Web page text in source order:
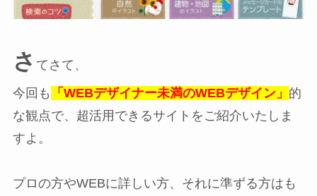
さ てさて、
今回も
「WEBデザイナー未満のWEBデザイン」 的
な観点で、超活用できるサイトをご紹介いたしま
すよ。
プロの方やWEBに詳しい方、それに準ずる方はも